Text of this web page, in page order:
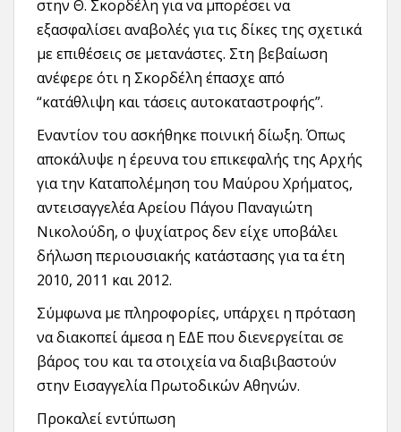
στην Θ. Σκορδέλη για να μπορέσει να
εξασφαλίσει αναβολές για τις δίκες της σχετικά
με επιθέσεις σε μετανάστες. Στη βεβαίωση
ανέφερε ότι η Σκορδέλη έπασχε από
“κατάθλιψη και τάσεις αυτοκαταστροφής”.
Εναντίον του ασκήθηκε ποινική δίωξη. Όπως
αποκάλυψε η έρευνα του επικεφαλής της Αρχής
για την Καταπολέμηση του Μαύρου Χρήματος,
αντεισαγγελέα Αρείου Πάγου Παναγιώτη
Νικολούδη, ο ψυχίατρος δεν είχε υποβάλει
δήλωση περιουσιακής κατάστασης για τα έτη
2010, 2011 και 2012.
Σύμφωνα με πληροφορίες, υπάρχει η πρόταση
να διακοπεί άμεσα η ΕΔΕ που διενεργείται σε
βάρος του και τα στοιχεία να διαβιβαστούν
στην Εισαγγελία Πρωτοδικών Αθηνών.
Προκαλεί εντύπωση